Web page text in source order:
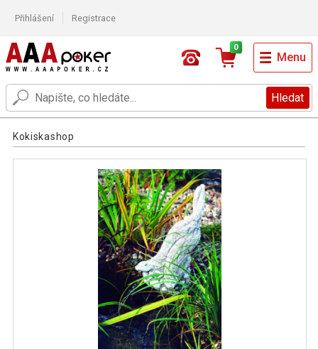
Přihlášení Registrace
Hledat
0
Menu
Kokiskashop